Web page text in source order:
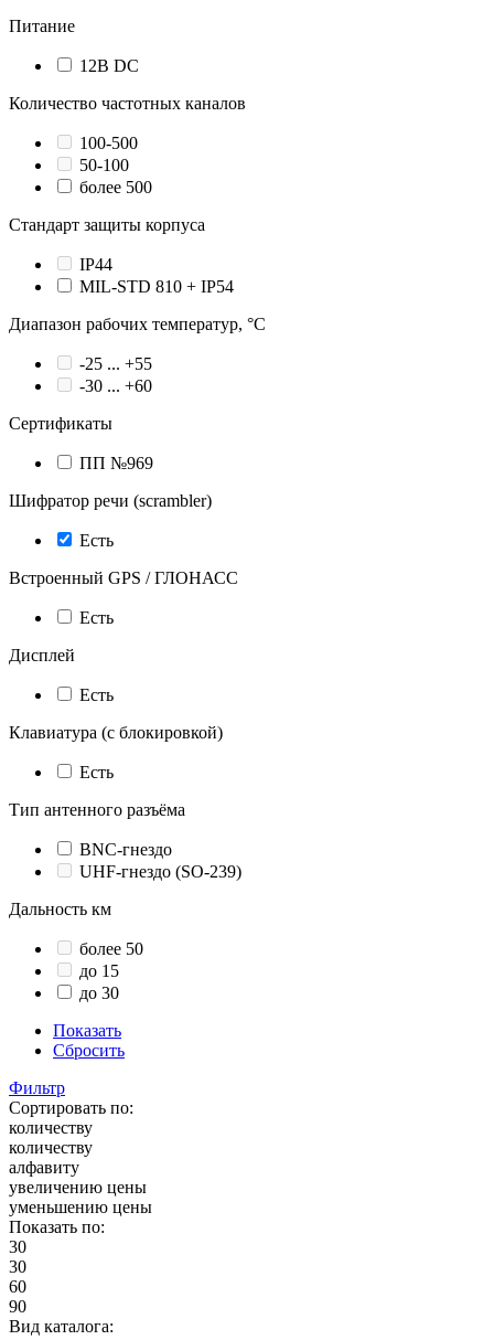
Питание
12В DC
Количество частотных каналов
100-500
50-100
более 500
Стандарт защиты корпуса
IP44
MIL-STD 810 + IP54
Диапазон рабочих температур, °С
-25 ... +55
-30 ... +60
Сертификаты
ПП №969
Шифратор речи (scrambler)
Есть
Встроенный GPS / ГЛОНАСС
Есть
Дисплей
Есть
Клавиатура (с блокировкой)
Есть
Тип антенного разъёма
BNC-гнездо
UHF-гнездо (SO-239)
Дальность км
более 50
до 15
до 30
Показать
Сбросить
Фильтр
Сортировать по:
количеству
количеству
алфавиту
увеличению цены
уменьшению цены
Показать по:
30
30
60
90
Вид каталога: